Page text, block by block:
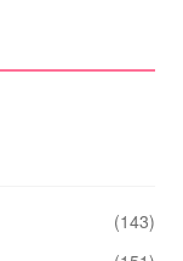
(143)